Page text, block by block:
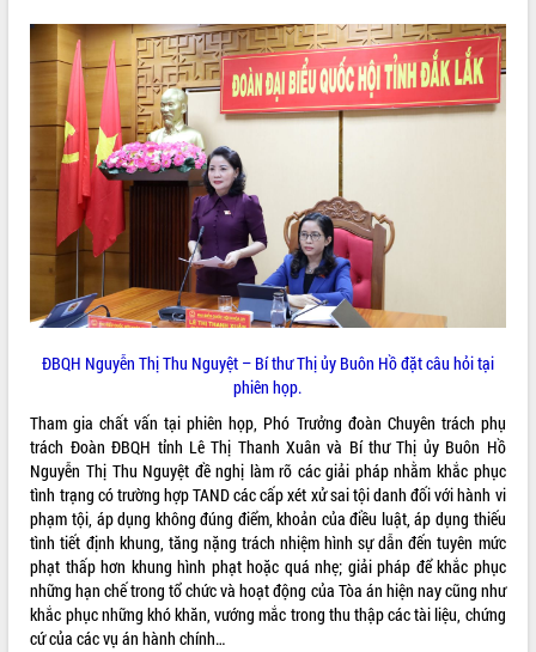
Kết nối tour, đẩy mạnh chuyển đổi số
để phát triển du lịch Đắk Lắk
Khởi động Dự án Đầu tư xây dựng hạ
tầng kỹ thuật Cụm công nghiệp Tân
Gặp mặt các cơ quan báo chí nhân Kỷ
niệm 101 năm Ngày Báo chí Cách
mạng Việt Nam
Đắk Lắk sơ kết 4 năm triển khai thực
hiện Đề án 06 của Chính phủ
Họp báo thông tin về Hội nghị Công bố
Quy hoạch và Xúc tiến đầu tư tỉnh Đắk
Khơi thông điểm nghẽn, đẩy nhanh
HĐND tỉnh thông qua điều chỉnh Quy
hoạch tỉnh thời kỳ 2021-2030
Hội thảo góp ý hồ sơ điều chỉnh quy
hoạch tỉnh Đắk Lắk thời kỳ 2021-2030,
tầm nhìn đến năm 2050
Nâng cao hiệu quả hoạt động của các
doanh nghiệp nhà nước
Hội nghị triển khai kết nối mạng
truyền số liệu chuyên dùng phục vụ cơ
ĐBQH Nguyễn Thị Thu Nguyệt – Bí thư Thị ủy Buôn Hồ đặt câu hỏi tại
phiên họp.
Tham gia chất vấn tại phiên họp, Phó Trưởng đoàn Chuyên trách phụ
trách Đoàn ĐBQH tỉnh Lê Thị Thanh Xuân và Bí thư Thị ủy Buôn Hồ
Nguyễn Thị Thu Nguyệt đề nghị làm rõ các giải pháp nhằm khắc phục
tình trạng có trường hợp TAND các cấp xét xử sai tội danh đối với hành vi
phạm tội, áp dụng không đúng điểm, khoản của điều luật, áp dụng thiếu
tình tiết định khung, tăng nặng trách nhiệm hình sự dẫn đến tuyên mức
phạt thấp hơn khung hình phạt hoặc quá nhẹ; giải pháp để khắc phục
những hạn chế trong tổ chức và hoạt động của Tòa án hiện nay cũng như
khắc phục những khó khăn, vướng mắc trong thu thập các tài liệu, chứng
cứ của các vụ án hành chính…